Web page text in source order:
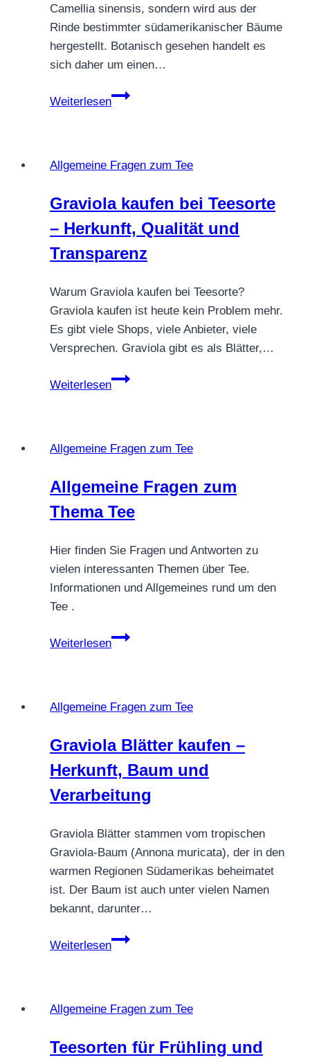
Camellia sinensis, sondern wird aus der
Rinde bestimmter südamerikanischer Bäume
hergestellt. Botanisch gesehen handelt es
sich daher um einen…
Weiterlesen
Ist
Frage
Teesorte
Allgemeine Fragen zum Tee
Graviola kaufen bei Teesorte
– Herkunft, Qualität und
Transparenz
Warum Graviola kaufen bei Teesorte?
Graviola kaufen ist heute kein Problem mehr.
Es gibt viele Shops, viele Anbieter, viele
Versprechen. Graviola gibt es als Blätter,…
Weiterlesen
Graviola
–
Qualität
und
Allgemeine Fragen zum Tee
Allgemeine Fragen zum
Thema Tee
Hier finden Sie Fragen und Antworten zu
vielen interessanten Themen über Tee.
Informationen und Allgemeines rund um den
Tee .
Weiterlesen
Allgemeine
Tee
Allgemeine Fragen zum Tee
Graviola Blätter kaufen –
Herkunft, Baum und
Verarbeitung
Graviola Blätter stammen vom tropischen
Graviola-Baum (Annona muricata), der in den
warmen Regionen Südamerikas beheimatet
ist. Der Baum ist auch unter vielen Namen
bekannt, darunter…
Weiterlesen
Graviola
Herkunft,
und
Allgemeine Fragen zum Tee
Teesorten für Frühling und